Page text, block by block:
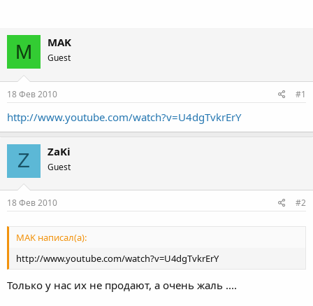
M MAK
Guest
18 Фев 2010 #1
http://www.youtube.com/watch?v=U4dgTvkrErY
Z ZaKi
Guest
18 Фев 2010 #2
MAK написал(а):
http://www.youtube.com/watch?v=U4dgTvkrErY
Только у нас их не продают, а очень жаль ....